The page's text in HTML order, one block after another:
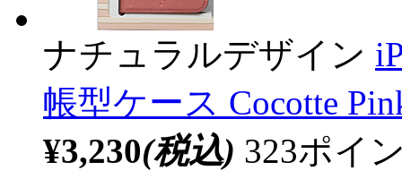
ナチュラルデザイン
帳型ケース Cocotte
¥3,230(税込) 323ポイ